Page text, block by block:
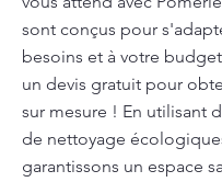
sont conçus pour
besoins et à votre
un devis gratuit pour
sur mesure ! En utilisant
de nettoyage
garantissons un espace